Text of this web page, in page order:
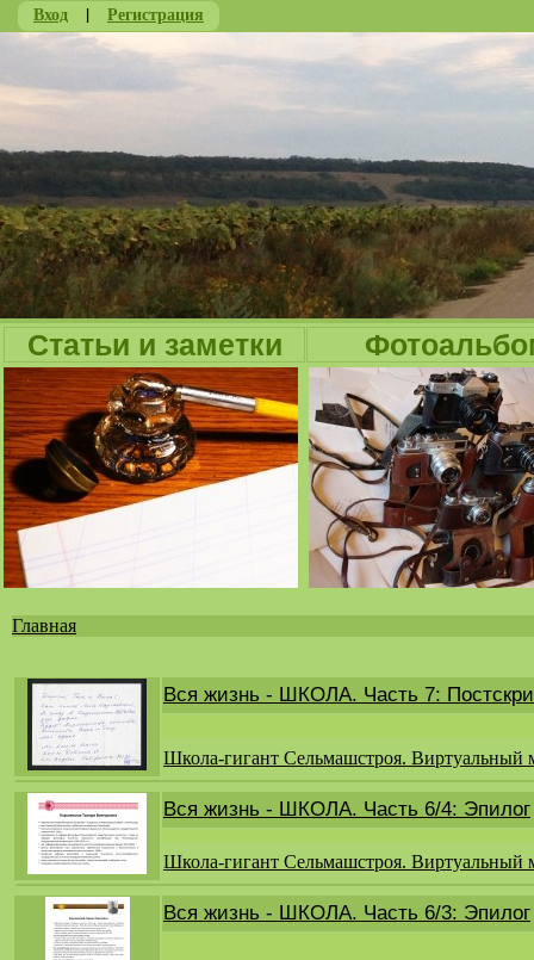
Вход | Регистрация
Статьи и заметки
здесь
Главная
Вся жизнь - ШКОЛА. Часть 7:
Школа-гигант Сельмашстроя. Виртуальный
Вся жизнь - ШКОЛА. Часть 6/4: Эпилог
Школа-гигант Сельмашстроя. Виртуальный
Вся жизнь - ШКОЛА. Часть 6/3: Эпилог